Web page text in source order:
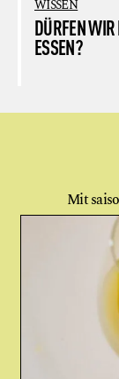
WISSEN
DÜRFEN
ESSEN?
Mit